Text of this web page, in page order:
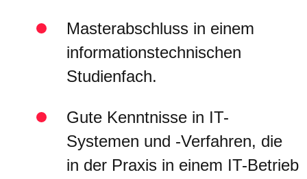
Masterabschluss in einem
informationstechnischen
Studienfach.
Gute Kenntnisse in IT-
Systemen und -Verfahren, die
in der Praxis in einem IT-Betrieb